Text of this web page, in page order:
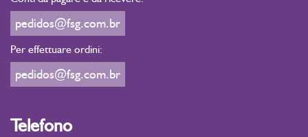
pedidos@fsg.com.br
Per effettuare ordini:
pedidos@fsg.com.br
Telefono